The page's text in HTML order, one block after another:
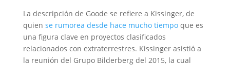
La descripción de Goode se refiere a Kissinger, de
quien se rumorea desde hace mucho tiempoque es
una figura clave en proyectos clasificados
relacionados con extraterrestres. Kissinger asistió a
la reunión del Grupo Bilderberg del 2015, la cual